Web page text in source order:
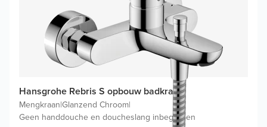
Hansgrohe Rebris S opbouw badkraan
Mengkraan|Glanzend Chroom|
Geen handdouche en doucheslang inbegrepen